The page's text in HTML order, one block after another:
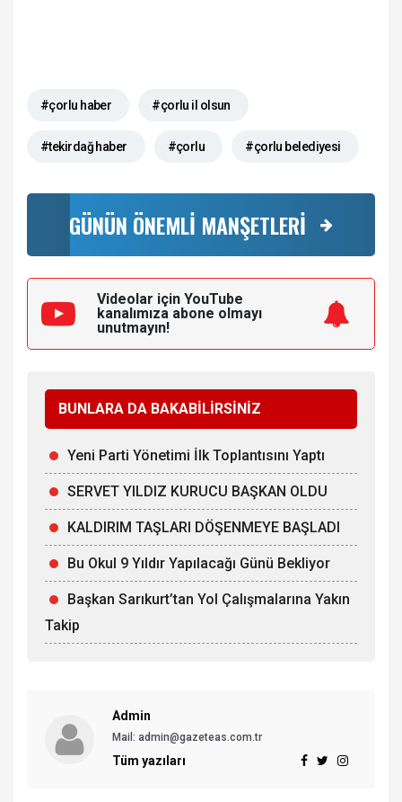
#çorlu haber #çorlu il olsun
#tekirdağ haber #çorlu #çorlu belediyesi
GÜNÜN ÖNEMLİ MANŞETLERİ
Videolar için YouTube
kanalımıza abone olmayı
unutmayın!
BUNLARA DA BAKABİLİRSİNİZ
Yeni Parti Yönetimi İlk Toplantısını Yaptı
SERVET YILDIZ KURUCU BAŞKAN OLDU
KALDIRIM TAŞLARI DÖŞENMEYE BAŞLADI
Bu Okul 9 Yıldır Yapılacağı Günü Bekliyor
Başkan Sarıkurt’tan Yol Çalışmalarına Yakın
Takip
Admin
Mail: admin@gazeteas.com.tr
Tüm yazıları